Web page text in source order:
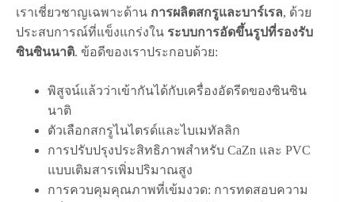
เราเชี่ยวชาญเฉพาะด้าน การผลิตสกรูและบาร์เรล, ด้วย
ประสบการณ์ที่แข็งแกร่งใน ระบบการอัดขึ้นรูปที่รองรับ
ซินซินนาติ. ข้อดีของเราประกอบด้วย:
พิสูจน์แล้วว่าเข้ากันได้กับเครื่องอัดรีดของซินซิน
นาติ
ตัวเลือกสกรูไนไตรด์และไบเมทัลลิก
การปรับปรุงประสิทธิภาพสำหรับ CaZn และ PVC
แบบเติมสารเพิ่มปริมาณสูง
การควบคุมคุณภาพที่เข้มงวด: การทดสอบความ